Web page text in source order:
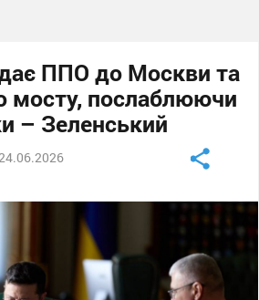
ППО до Москви та
мосту, послаблюючи
– Зеленський